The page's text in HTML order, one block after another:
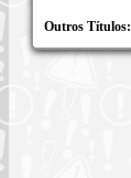
Outros Títulos: